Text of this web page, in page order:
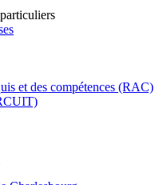
et des compétences (RAC)